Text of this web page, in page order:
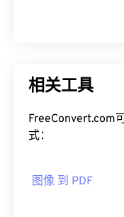
相关工具
FreeConvert.com
式：
图像 到 PDF